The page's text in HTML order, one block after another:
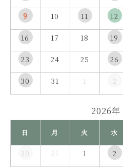
9 10 11 12
16 17 18 19
23 24 25 26
30 31 1 2
2026年
日 月 火 水
30 31 1 2